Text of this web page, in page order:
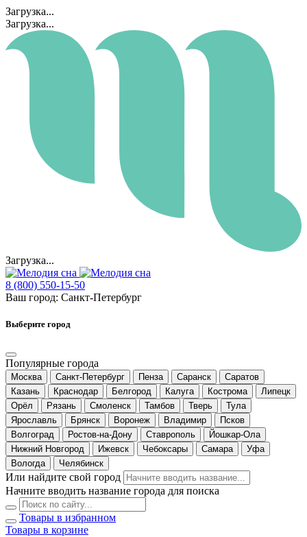
Загрузка...
Загрузка...
Загрузка...
8 (800) 550-15-50
Ваш город: Санкт-Петербург
Выберите город
Популярные города
Москва Санкт-Петербург Пенза Саранск
Саратов
Казань
Краснодар Белгород Калуга Кострома
Липецк
Орёл
Рязань Смоленск Тамбов Тверь
Тула
Ярославль
Брянск Воронеж Владимир
Псков
Волгоград
Ростов-на-Дону Ставрополь
Йошкар-Ола
Нижний Новгород
Ижевск Чебоксары Самара
Уфа
Вологда
Челябинск
Или найдите свой город
Начните вводить название города для поиска
Товары в избранном
Товары в корзине